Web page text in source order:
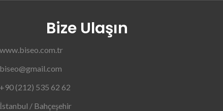
Bize Ulaşın
www.biseo.com.tr
biseo@gmail.com
+90 (212) 535 62 62
İstanbul / Bahçeşehir